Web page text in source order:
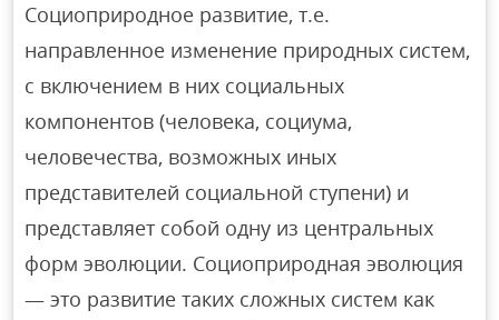
Социоприродное развитие, т.е.
направленное изменение природных систем,
с включением в них социальных
компонентов (человека, социума,
человечества, возможных иных
представителей социальной ступени) и
представляет собой одну из центральных
форм эволюции. Социоприродная эволюция
— это развитие таких сложных систем как